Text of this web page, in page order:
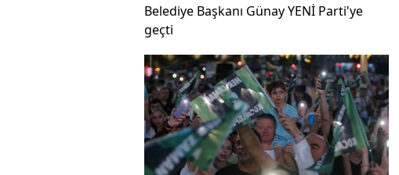
Belediye Başkanı Günay YENİ Parti'ye
geçti